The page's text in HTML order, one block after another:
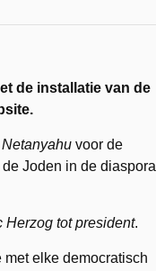
de installatie van de
Netanyahu voor de
Joden in de diaspora
Herzog tot president.
elke democratisch